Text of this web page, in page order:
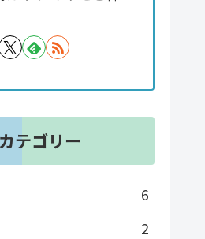
テゴリー
6
2